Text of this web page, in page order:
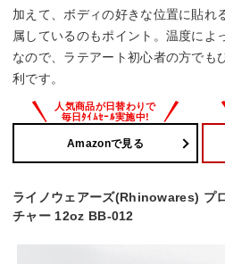
加えて、ボディの好きな位置に貼れ
属しているのもポイント。温度によ
なので、ラテアート初心者の方でも
利です。
Amazonで見る
ライノウェアーズ(Rhinowares) プ
チャー 12oz BB-012